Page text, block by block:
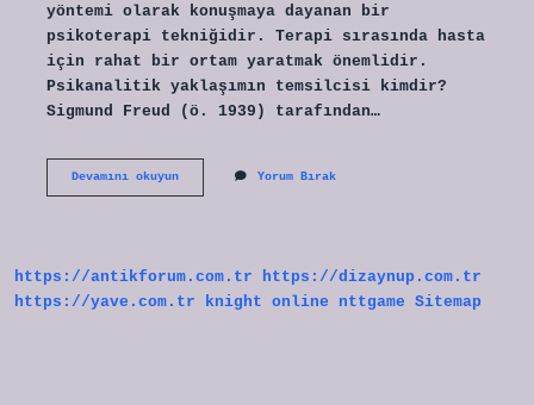
yöntemi olarak konuşmaya dayanan bir
psikoterapi tekniğidir. Terapi sırasında hasta
için rahat bir ortam yaratmak önemlidir.
Psikanalitik yaklaşımın temsilcisi kimdir?
Sigmund Freud (ö. 1939) tarafından…
Devamını okuyunPsikanaliz
Yorum Bırak
https://antikforum.com.tr
https://dizaynup.com.tr
https://yave.com.tr
knight online nttgame Sitemap